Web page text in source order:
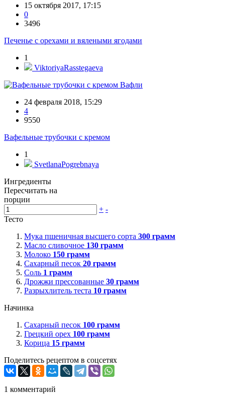
15 октября 2017, 17:15
0
3496
Печенье с орехами и вялеными ягодами
1
ViktoriyaRasstegaeva
Вафли
24 февраля 2018, 15:29
4
9550
Вафельные трубочки с кремом
1
SvetlanaPogrebnaya
Ингредиенты
Пересчитать на
порции
+ -
Тесто
Мука пшеничная высшего сорта 300 грамм
Масло сливочное 130 грамм
Молоко 150 грамм
Сахарный песок 20 грамм
Соль 1 грамм
Дрожжи прессованные 30 грамм
Разрыхлитель теста 10 грамм
Начинка
Сахарный песок 100 грамм
Грецкий орех 100 грамм
Корица 15 грамм
Поделитесь рецептом в соцсетях
1 комментарий